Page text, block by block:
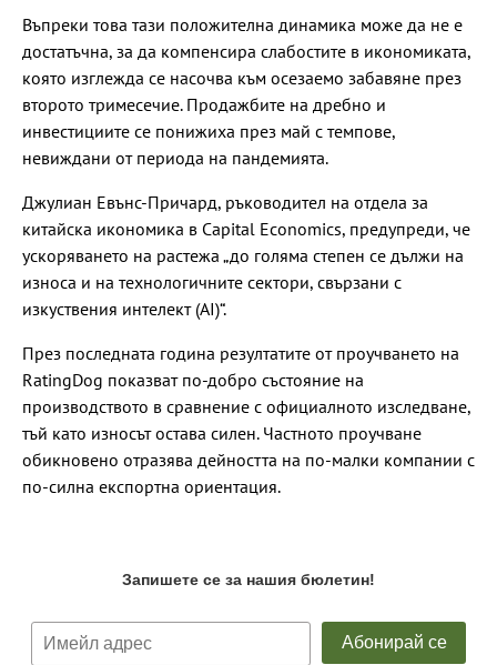
Въпреки това тази положителна динамика може да не е
достатъчна, за да компенсира слабостите в икономиката,
която изглежда се насочва към осезаемо забавяне през
второто тримесечие. Продажбите на дребно и
инвестициите се понижиха през май с темпове,
невиждани от периода на пандемията.
Джулиан Евънс-Причард, ръководител на отдела за
китайска икономика в Capital Economics, предупреди, че
ускоряването на растежа „до голяма степен се дължи на
износа и на технологичните сектори, свързани с
изкуствения интелект (AI)“.
През последната година резултатите от проучването на
RatingDog показват по-добро състояние на
производството в сравнение с официалното изследване,
тъй като износът остава силен. Частното проучване
обикновено отразява дейността на по-малки компании с
по-силна експортна ориентация.